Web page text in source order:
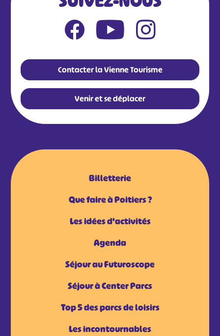
Contacter la Vienne Tourisme
Venir et se déplacer
Billetterie
Que faire à Poitiers ?
Les idées d'activités
Agenda
Séjour au Futuroscope
Séjour à Center Parcs
Top 5 des parcs de loisirs
Les incontournables